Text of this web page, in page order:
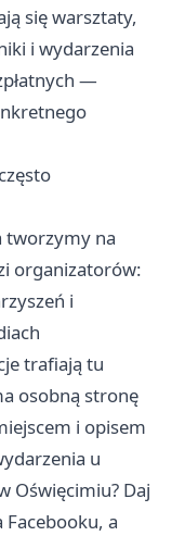
się warsztaty,
i wydarzenia
—
tworzymy na
organizatorów:
i
trafiają tu
osobną stronę
i opisem
u
Oświęcimiu? Daj
a